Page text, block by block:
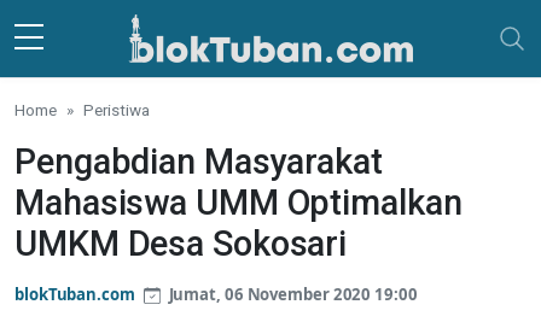
Skip to main content
Home Peristiwa
Pengabdian Masyarakat
Mahasiswa UMM Optimalkan
UMKM Desa Sokosari
blokTuban.com Jumat, 06 November 2020 19:00